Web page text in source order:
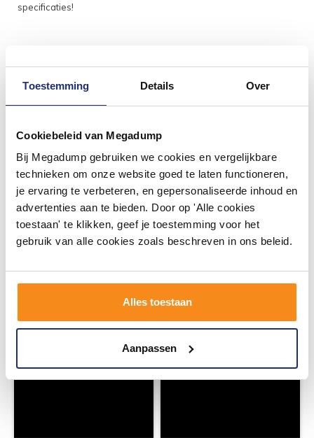
Toestemming Details Over
Cookiebeleid van Megadump
Bij Megadump gebruiken we cookies en vergelijkbare
technieken om onze website goed te laten functioneren,
je ervaring te verbeteren, en gepersonaliseerde inhoud en
advertenties aan te bieden. Door op 'Alle cookies
toestaan' te klikken, geef je toestemming voor het
gebruik van alle cookies zoals beschreven in ons beleid.
Alles toestaan
Aanpassen
specificaties!
#mijndroombadkamer
Wij geloven in de kracht van delen. Deel jouw
badkamer op Instagram met #mijndroombadkamer
en tag @megadumpnl. Samen bouwen we een